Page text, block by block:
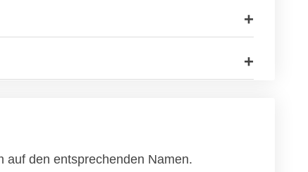
auf den entsprechenden Namen.